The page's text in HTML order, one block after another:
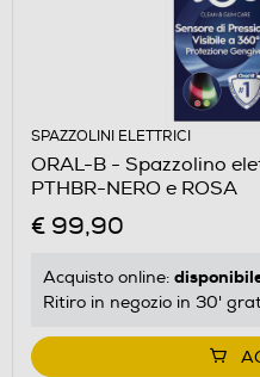
SPAZZOLINI ELETTRICI
ORAL-B - Spazzolino
PTHBR-NERO e ROSA
€ 99,90
Acquisto online:
Ritiro in negozio in 30'